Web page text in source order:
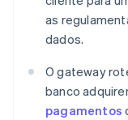
as
dados.
O gateway
banco
pagamentos